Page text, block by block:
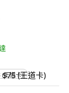
(王道卡)